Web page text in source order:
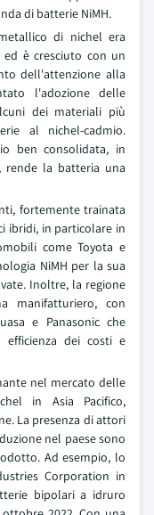
di batterie NiMH.
di nichel era
ed è cresciuto con un
dell'attenzione alla
l'adozione delle
dei materiali più
al nichel-cadmio.
ben consolidata, in
rende la batteria una
fortemente trainata
ibridi, in particolare in
come Toyota e
NiMH per la sua
Inoltre, la regione
manifatturiero, con
e Panasonic che
efficienza dei costi e
nel mercato delle
in Asia Pacifico,
La presenza di attori
nel paese sono
Ad esempio, lo
Corporation in
bipolari a idruro